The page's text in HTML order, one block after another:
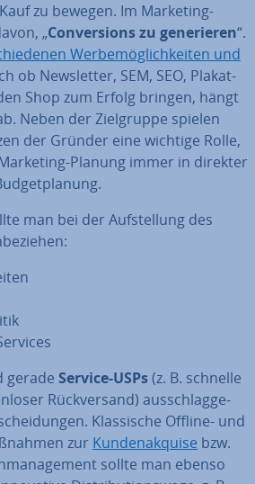
zu bewegen. Im Marketing-
„Con­ver­si­ons zu ge­ne­rie­ren“.
Wer­be­mög­lich­kei­ten und
ob News­let­ter, SEM, SEO, Pla­kat­
Shop zum Erfolg bringen, hängt
Neben der Ziel­grup­pe spielen
der Gründer eine wichtige Rolle,
Planung immer in direkter
man bei der Auf­stel­lung des
gerade Service-USPs(z. B. schnelle
Rück­ver­sand) aus­schlag­ge­
Klas­si­sche Offline- und
zur Kun­den­ak­qui­se bzw.
sollte man ebenso